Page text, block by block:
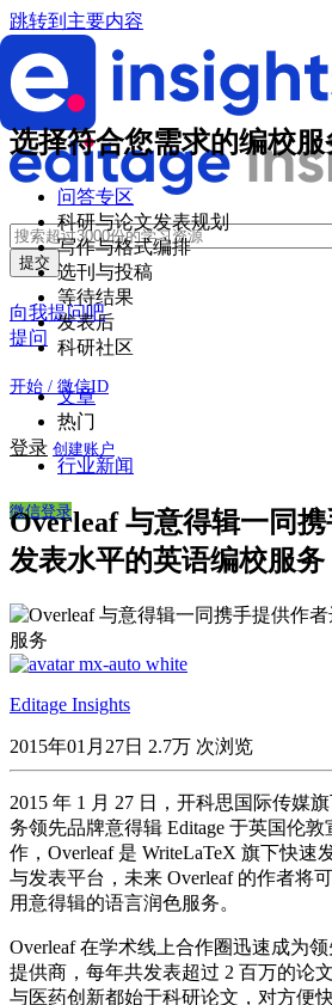
跳转到主要内容
向我提问吧
提问
开始 / 微信ID
登录 创建账户
微信登录
选择符合您需求的编校服
问答专区
科研与论文发表规划
写作与格式编排
选刊与投稿
等待结果
发表后
科研社区
文章
热门
行业新闻
Overleaf 与意得辑一同
发表水平的英语编校服务
Editage Insights
2015年01月27日 2.7万 次浏览
2015 年 1 月 27 日，开科思国际传媒
务领先品牌意得辑 Editage 于英国伦敦
作，Overleaf 是 WriteLaTeX 旗下快速
与发表平台，未来 Overleaf 的作者将
用意得辑的语言润色服务。
Overleaf 在学术线上合作圈迅速成为
提供商，每年共发表超过 2 百万的论
与医药创新都始于科研论文，对方便